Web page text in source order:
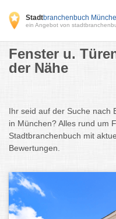
Stadtbranchenbuch
ein Angebot von
Fenster u.
der Nähe
Ihr seid auf der Suche nach
in München? Alles rund um
Stadtbranchenbuch mit
Bewertungen.